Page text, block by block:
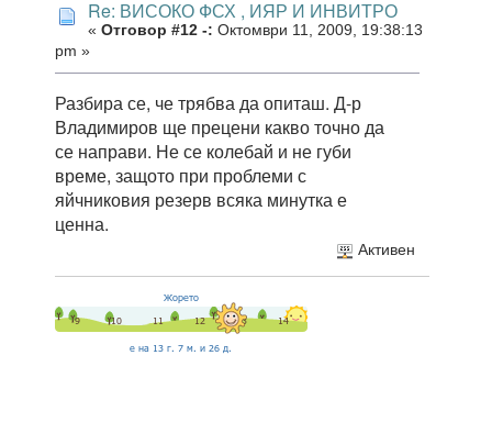
Re: ВИСОКО ФСХ , ИЯР И ИНВИТРО
« Отговор #12 -: Октомври 11, 2009, 19:38:13
pm »
Разбира се, че трябва да опиташ. Д-р
Владимиров ще прецени какво точно да
се направи. Не се колебай и не губи
време, защото при проблеми с
яйчниковия резерв всяка минутка е
ценна.
Активен